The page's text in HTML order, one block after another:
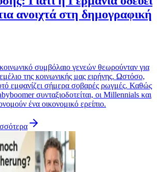
ανοιχτά στη δημογραφική
συμβόλαιο γενεών θεωρούνταν για
της κοινωνικής μας ειρήνης. Ωστόσο,
εμφανίζει σήμερα σοβαρές ρωγμές. Καθώς
συνταξιοδοτείται, οι Millennials και
ένα οικονομικό ερείπιο.